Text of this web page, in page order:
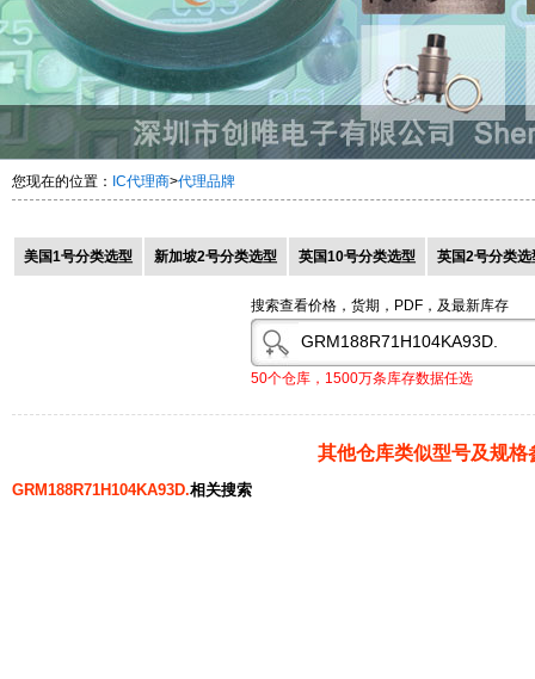
您现在的位置： IC代理商>代理品牌
美国1号分类选型 新加坡2号分类选型 英国10号分类选型 英国2号分类选
搜索查看价格，货期，PDF，及最新库存
50个仓库，1500万条库存数据任选
其他仓库类似型号及规格
GRM188R71H104KA93D.相关搜索